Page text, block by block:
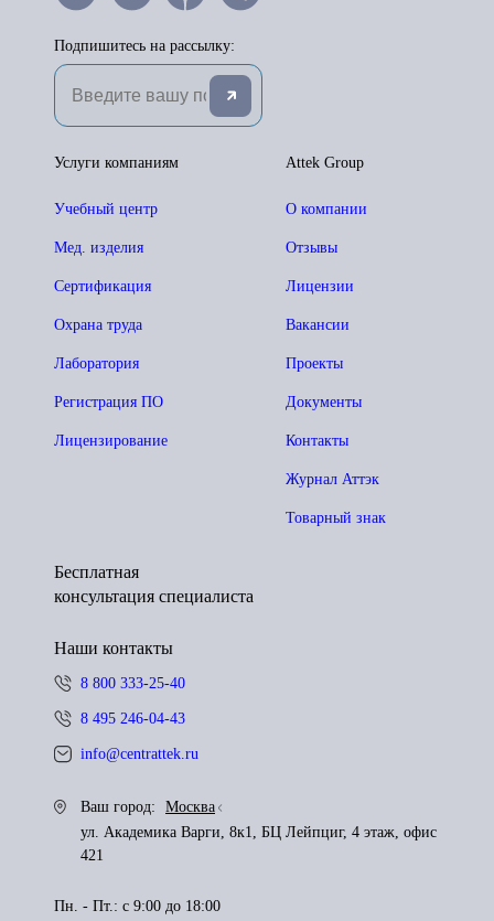
Подпишитесь на рассылку:
Attek Group
О компании
Отзывы
Лицензии
Вакансии
Проекты
Документы
Контакты
Журнал Аттэк
Товарный знак
Услуги компаниям
Учебный центр
Мед. изделия
Сертификация
Охрана труда
Лаборатория
Регистрация ПО
Лицензирование
Бесплатная
консультация специалиста
Наши контакты
8 800 333-25-40
8 495 246-04-43
info@centrattek.ru
Ваш город:
Москва
ул. Академика Варги, 8к1, БЦ Лейпциг, 4 этаж, офис
421
Пн. - Пт.: с 9:00 до 18:00